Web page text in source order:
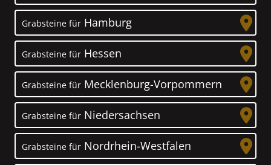
Grabsteine für Hamburg
Grabsteine für Hessen
Grabsteine für Mecklenburg-Vorpommern
Grabsteine für Niedersachsen
Grabsteine für Nordrhein-Westfalen